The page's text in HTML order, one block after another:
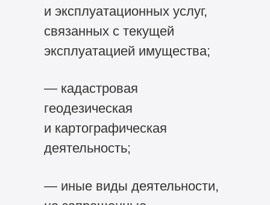
и эксплуатационных услуг,
связанных c текущей
эксплуатацией имущества;
— кадастровая
геодезическая
и картографическая
деятельность;
— иные виды деятельности,